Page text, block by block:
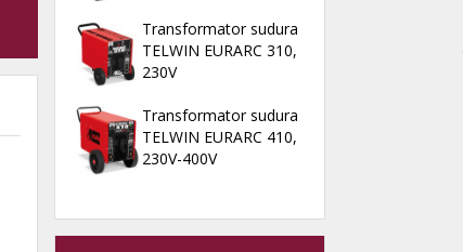
Transformator sudura
TELWIN EURARC 310,
230V
Transformator sudura
TELWIN EURARC 410,
230V-400V